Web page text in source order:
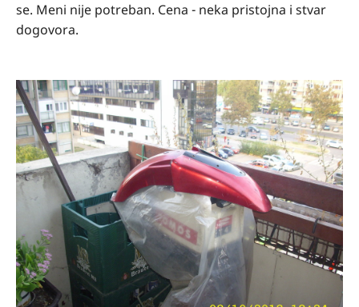
se. Meni nije potreban. Cena - neka pristojna i stvar
dogovora.